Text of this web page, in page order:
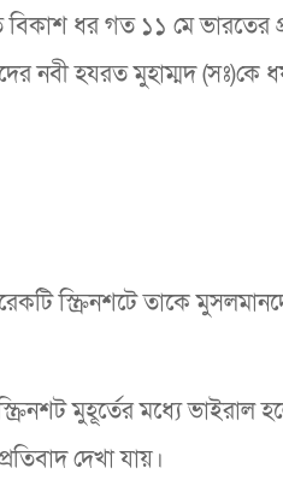
বিকাশ ধর গত ১১ মে ভারতের
নবী হযরত মুহাম্মদ (সঃ)কে
স্ক্রিনশটে তাকে
মুহূর্তের মধ্যে ভাইরাল
দেখা যায়।